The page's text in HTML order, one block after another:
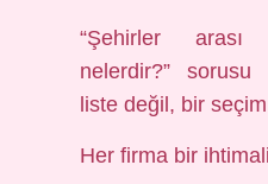
“Şehirler arası
nelerdir?”
liste değil, bir seçim
Her firma bir